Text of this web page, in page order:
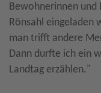
Bewohnerinnen
Rönsahl eingeladen
man trifft andere
Dann durfte ich ein
Landtag erzählen."